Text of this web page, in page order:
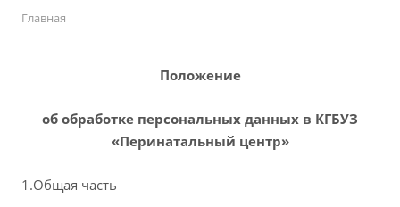
Главная
Положение
об обработке персональных данных в КГБУЗ
«Перинатальный центр»
1.Общая часть